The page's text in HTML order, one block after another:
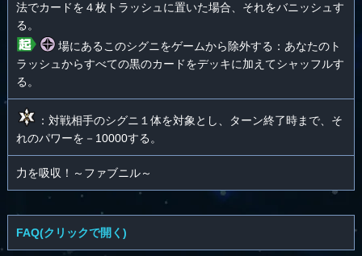
法でカードを４枚トラッシュに置いた場合、それをバニッシュす
る。
場にあるこのシグニをゲームから除外する：あなたのト
ラッシュからすべての黒のカードをデッキに加えてシャッフルす
る。
：対戦相手のシグニ１体を対象とし、ターン終了時まで、そ
れのパワーを－10000する。
力を吸収！～ファブニル～
FAQ(クリックで開く)